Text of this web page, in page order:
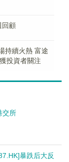
回顧
持續火熱 富途
投資者關注
交所
暴跌后大反